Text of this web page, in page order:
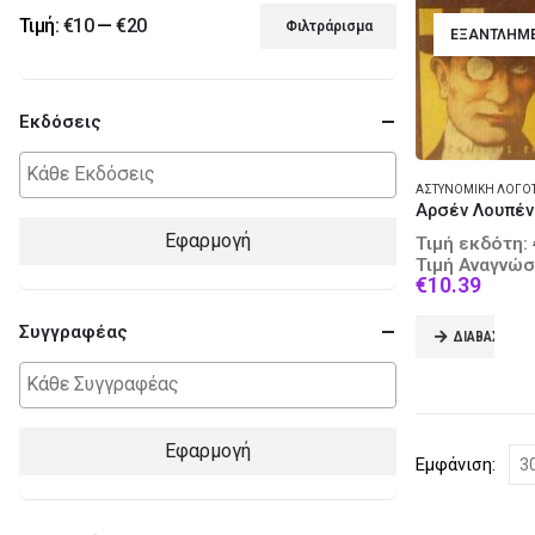
ΑΣΤΥΝΟΜΙΚΉ
Τιμή εκδότη:
Τιμή
€10.39
is:
ΔΙΑΒΆΣΤΕ
Εμφάνιση:
Ελάχιστη
τιμή
Μέγιστη
τιμή
Φιλτράρισμα
Τιμή: €10—€20
Εκδόσεις
Εφαρμογή
Συγγραφέας
Εφαρμογή